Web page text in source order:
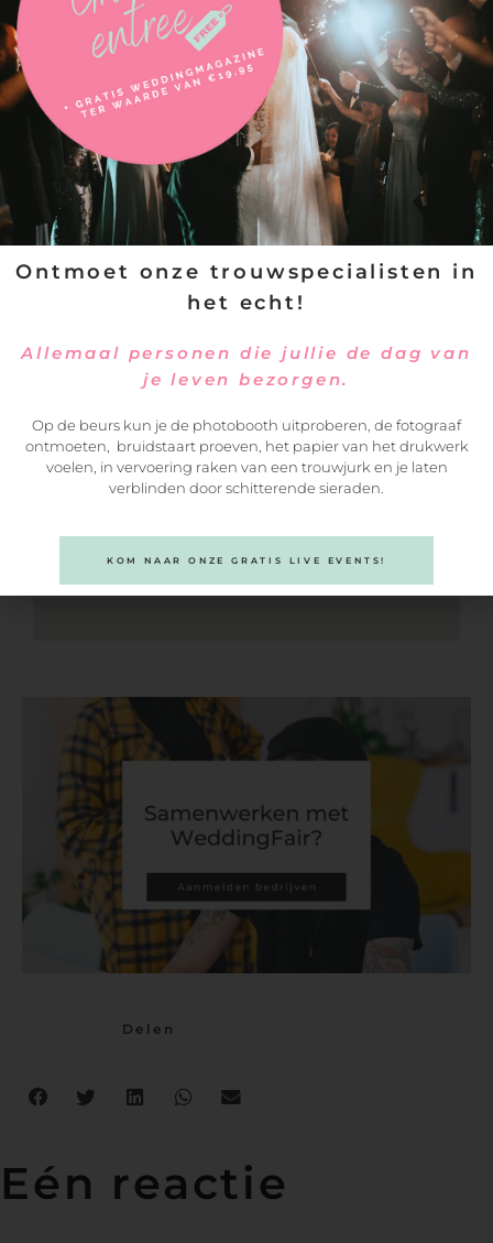
Leren! Leren! Leren! Ik ben nooit uitgeleerd
Seminars en workshops bij internationale top
fotografen:
TWO MANN / CITLALLI RICO / DANIEL AGUILAR
Pura Photography
Laan van Ouderzorg 136, 2352 HZ Leiderdorp
Delen
Eén reactie
Ontmoet onze trouwspecialisten in
het echt!
Allemaal personen die jullie de dag van
je leven bezorgen.
Op de beurs kun je de photobooth uitproberen, de fotograaf
ontmoeten, bruidstaart proeven, het papier van het drukwerk
voelen, in vervoering raken van een trouwjurk en je laten
verblinden door schitterende sieraden.
KOM NAAR ONZE GRATIS LIVE EVENTS!